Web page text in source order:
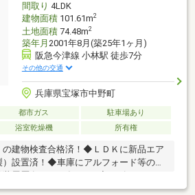
間取り 4LDK
建物面積101.61m2
土地面積74.48m2
築年月 2001年8月(築25年1ヶ月)
阪急今津線 小林駅 徒歩7分
その他の交通
兵庫県宝塚市中野町
都市ガス
駐車場あり
浴室乾燥機 所有権
建物検査合格済！◆ＬＤＫに新品エア
設置済！◆車庫にアルフォード等の大
5分◆バルコニー3ケ所有【リフォーム